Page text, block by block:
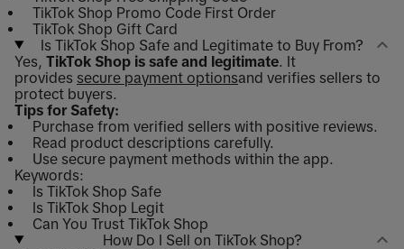
TikTok Shop Promo Code First Order
TikTok Shop Gift Card
Is TikTok Shop Safe and Legitimate to Buy From?
Yes, TikTok Shop is safe and legitimate. It
provides secure payment optionsand verifies sellers to
protect buyers.
Tips for Safety:
Purchase from verified sellers with positive reviews.
Read product descriptions carefully.
Use secure payment methods within the app.
Keywords:
Is TikTok Shop Safe
Is TikTok Shop Legit
Can You Trust TikTok Shop
How Do I Sell on TikTok Shop?